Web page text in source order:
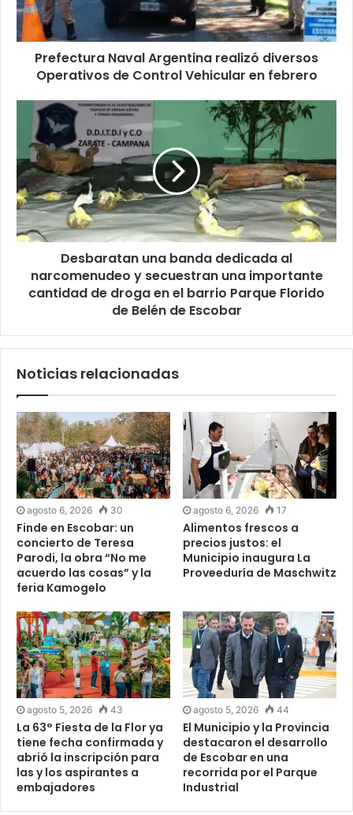
Prefectura Naval Argentina realizó diversos
Operativos de Control Vehicular en febrero
Desbaratan una banda dedicada al
narcomenudeo y secuestran una importante
cantidad de droga en el barrio Parque Florido
de Belén de Escobar
Noticias relacionadas
agosto 6, 2026 30
Finde en Escobar: un
concierto de Teresa
Parodi, la obra “No me
acuerdo las cosas” y la
feria Kamogelo
agosto 6, 2026 17
Alimentos frescos a
precios justos: el
Municipio inaugura La
Proveeduría de Maschwitz
agosto 5, 2026 43
La 63° Fiesta de la Flor ya
tiene fecha confirmada y
abrió la inscripción para
las y los aspirantes a
embajadores
agosto 5, 2026 44
El Municipio y la Provincia
destacaron el desarrollo
de Escobar en una
recorrida por el Parque
Industrial